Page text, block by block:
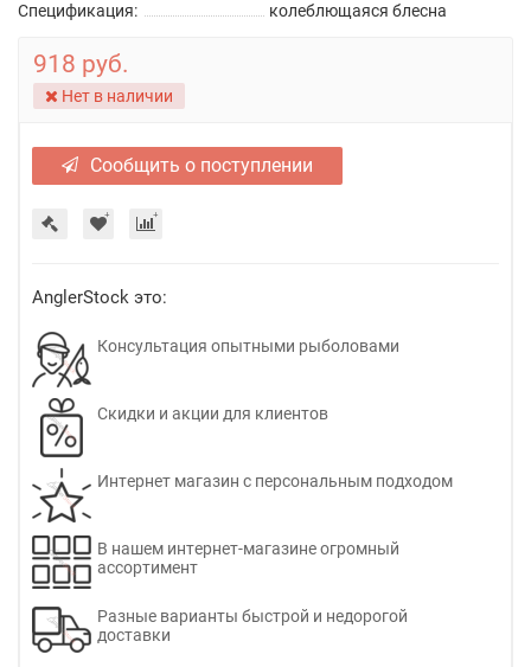
Спецификация:
колеблющаяся блесна
918 руб.
Нет в наличии
Сообщить о поступлении
AnglerStock это:
Консультация опытными рыболовами
Скидки и акции для клиентов
Интернет магазин с персональным подходом
В нашем интернет-магазине огромный
ассортимент
Разные варианты быстрой и недорогой
доставки